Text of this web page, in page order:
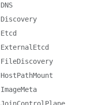
DNS
Discovery
Etcd
ExternalEtcd
FileDiscovery
HostPathMount
ImageMeta
JoinControlPlane